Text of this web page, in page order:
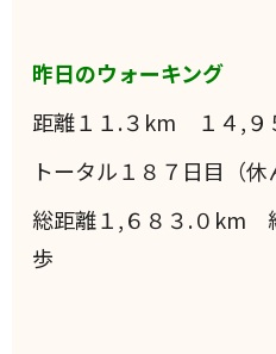
昨日のウォーキング
距離１１.３km １４,９
トータル１８７日目（休
総距離１,６８３.０km
歩